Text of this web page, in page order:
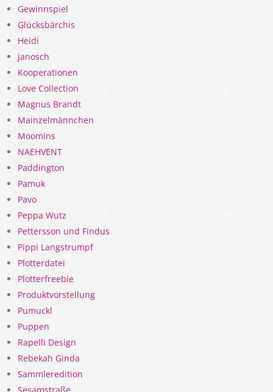
Gewinnspiel
Glücksbärchis
Heidi
janosch
Kooperationen
Love Collection
Magnus Brandt
Mainzelmännchen
Moomins
NAEHVENT
Paddington
Pamuk
Pavo
Peppa Wutz
Pettersson und Findus
Pippi Langstrumpf
Plotterdatei
Plotterfreebie
Produktvorstellung
Pumuckl
Puppen
Rapelli Design
Rebekah Ginda
Sammleredition